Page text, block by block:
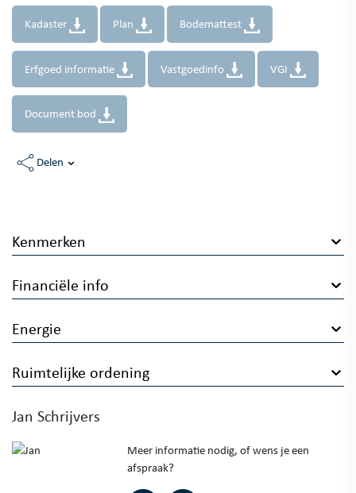
Kadaster Plan Bodemattest
Erfgoed informatie Vastgoedinfo VGI
Document bod
Delen
Kenmerken
Financiële info
Energie
Ruimtelijke ordening
Jan Schrijvers
Meer informatie nodig, of wens je een
afspraak?